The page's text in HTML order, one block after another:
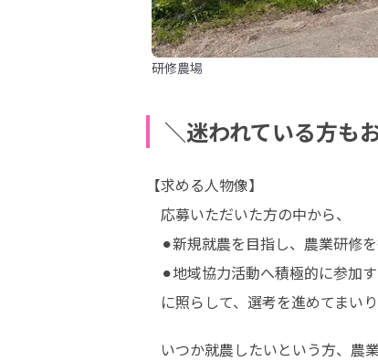
研修農場
＼迷われている方も
【求める人物像】
応募いただいた方の中から、
⚫︎新規就農を目指し、農業研修
⚫︎地域協力活動へ積極的に参加
に照らして、選考を進めてまいり
いつか就農したいという方、農